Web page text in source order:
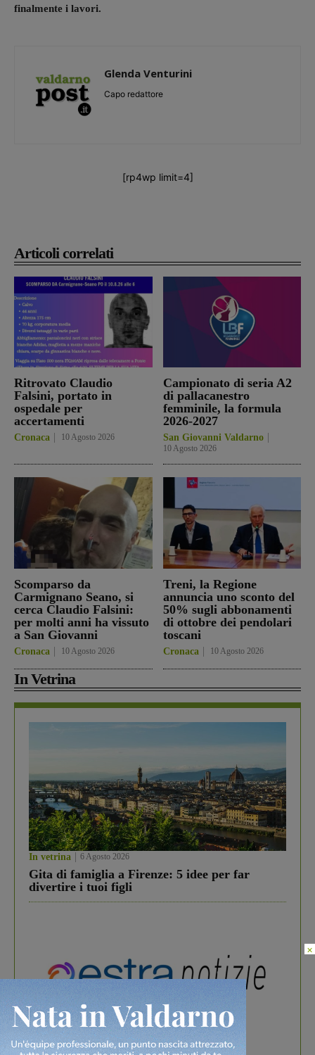
Articoli correlati
Ritrovato Claudio
Falsini, portato in
ospedale per
accertamenti
Cronaca 10 Agosto 2026
Campionato di seria A2
di pallacanestro
femminile, la formula
2026-2027
San Giovanni Valdarno
10 Agosto 2026
Scomparso da
Carmignano Seano, si
cerca Claudio Falsini:
per molti anni ha vissuto
a San Giovanni
Cronaca 10 Agosto 2026
Treni, la Regione
annuncia uno sconto del
50% sugli abbonamenti
di ottobre dei pendolari
toscani
Cronaca 10 Agosto 2026
In Vetrina
In vetrina 6 Agosto 2026
Gita di famiglia a Firenze: 5 idee per far
divertire i tuoi figli
In vetrina 3 Agosto 2026
finalmente i lavori.
Glenda Venturini
Capo redattore
[rp4wp limit=4]
×